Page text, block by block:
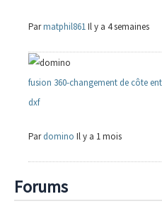
Parmatphil861Il y a 4 semaines
fusion 360-changement de côte
dxf
Pardomino Il y a 1 mois
Forums